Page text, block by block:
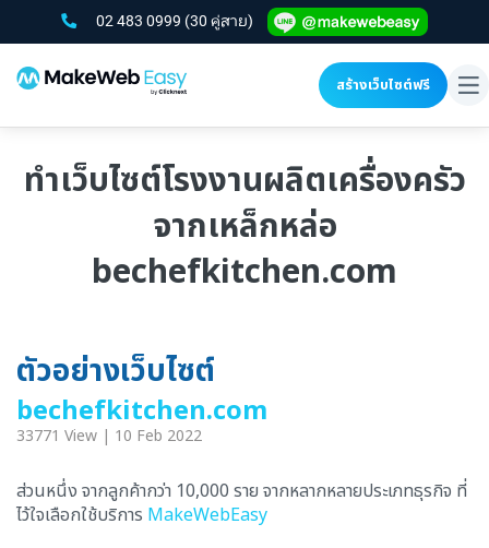
02 483 0999 (30 คู่สาย)
สร้างเว็บไซต์ฟรี
ทำเว็บไซต์โรงงานผลิตเครื่องครัว
จากเหล็กหล่อ
bechefkitchen.com
ตัวอย่างเว็บไซต์
bechefkitchen.com
33771 View | 10 Feb 2022
ส่วนหนึ่ง จากลูกค้ากว่า 10,000 ราย จากหลากหลายประเภทธุรกิจ ที่
ไว้ใจเลือกใช้บริการ MakeWebEasy